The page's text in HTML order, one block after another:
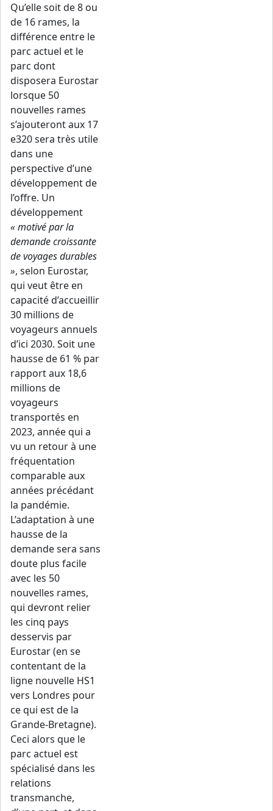
Qu’elle soit de 8 ou
de 16 rames, la
différence entre le
parc actuel et le
parc dont
disposera Eurostar
lorsque 50
nouvelles rames
s’ajouteront aux 17
e320 sera très utile
dans une
perspective d’une
développement de
l’offre. Un
développement
« motivé par la
demande croissante
de voyages durables
», selon Eurostar,
qui veut être en
capacité d’accueillir
30 millions de
voyageurs annuels
d’ici 2030. Soit une
hausse de 61 % par
rapport aux 18,6
millions de
voyageurs
transportés en
2023, année qui a
vu un retour à une
fréquentation
comparable aux
années précédant
la pandémie.
L’adaptation à une
hausse de la
demande sera sans
doute plus facile
avec les 50
nouvelles rames,
qui devront relier
les cinq pays
desservis par
Eurostar (en se
contentant de la
ligne nouvelle HS1
vers Londres pour
ce qui est de la
Grande-Bretagne).
Ceci alors que le
parc actuel est
spécialisé dans les
relations
transmanche,